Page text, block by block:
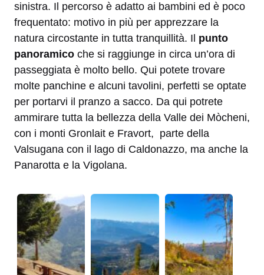
sinistra. Il percorso è adatto ai bambini ed è poco
frequentato: motivo in più per apprezzare la
natura circostante in tutta tranquillità. Il punto
panoramico che si raggiunge in circa un’ora di
passeggiata è molto bello. Qui potete trovare
molte panchine e alcuni tavolini, perfetti se optate
per portarvi il pranzo a sacco. Da qui potrete
ammirare tutta la bellezza della Valle dei Mòcheni,
con i monti Gronlait e Fravort, parte della
Valsugana con il lago di Caldonazzo, ma anche la
Panarotta e la Vigolana.